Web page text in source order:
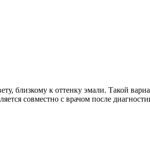
близкому к оттенку эмали. Такой
совместно с врачом после